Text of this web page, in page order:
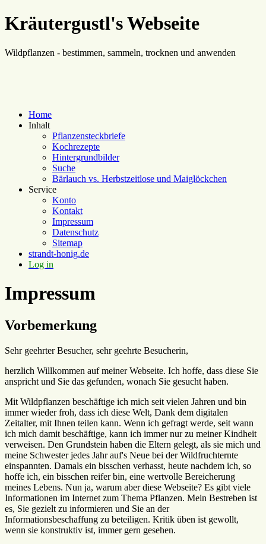
Kräutergustl's Webseite
Wildpflanzen - bestimmen, sammeln, trocknen und anwenden
Home
Inhalt
Pflanzensteckbriefe
Kochrezepte
Hintergrundbilder
Suche
Bärlauch vs. Herbstzeitlose und Maiglöckchen
Service
Konto
Kontakt
Impressum
Datenschutz
Sitemap
strandt-honig.de
Log in
Impressum
Vorbemerkung
Sehr geehrter Besucher, sehr geehrte Besucherin,
herzlich Willkommen auf meiner Webseite. Ich hoffe, dass diese Sie
anspricht und Sie das gefunden, wonach Sie gesucht haben.
Mit Wildpflanzen beschäftige ich mich seit vielen Jahren und bin
immer wieder froh, dass ich diese Welt, Dank dem digitalen
Zeitalter, mit Ihnen teilen kann. Wenn ich gefragt werde, seit wann
ich mich damit beschäftige, kann ich immer nur zu meiner Kindheit
verweisen. Den Grundstein haben die Eltern gelegt, als sie mich und
meine Schwester jedes Jahr auf's Neue bei der Wildfruchternte
einspannten. Damals ein bisschen verhasst, heute nachdem ich, so
hoffe ich, ein bisschen reifer bin, eine wertvolle Bereicherung
meines Lebens. Nun ja, warum aber diese Webseite? Es gibt viele
Informationen im Internet zum Thema Pflanzen. Mein Bestreben ist
es, Sie gezielt zu informieren und Sie an der
Informationsbeschaffung zu beteiligen. Kritik üben ist gewollt,
wenn sie konstruktiv ist, immer gern gesehen.